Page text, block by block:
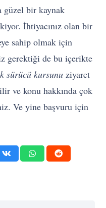
güzel bir kaynak
İhtiyacınız olan bir
sahip olmak için
gerektiği de bu içerikte
sürücü kursunuziyaret
ve konu hakkında çok
Ve yine başvuru için